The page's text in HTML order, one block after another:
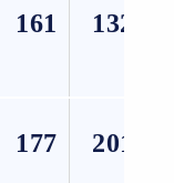
161 132
177 201